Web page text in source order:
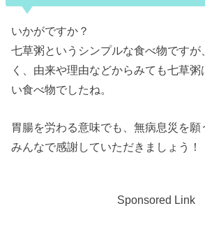
いかがですか？
七草粥というシンプルな食べ物ですが
く、由来や理由などからみても七草粥
い食べ物でしたね。
胃腸を労わる意味でも、無病息災を
みんなで感謝していただきましょう！
Sponsored Link